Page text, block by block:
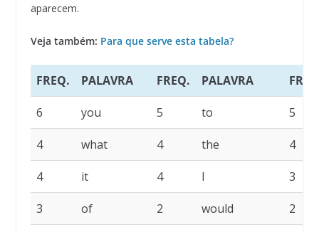
aparecem.
Veja também: Para que serve esta tabela?
FREQ. PALAVRA FREQ. PALAVRA
6 you 5 to 5
4 what 4 the 4
4 it 4 I 3
3 of 2 would 2